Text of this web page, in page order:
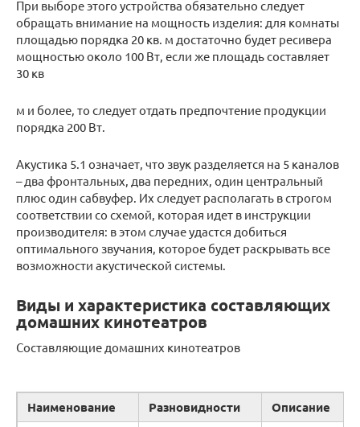
При выборе этого устройства обязательно следует
обращать внимание на мощность изделия: для комнаты
площадью порядка 20 кв. м достаточно будет ресивера
мощностью около 100 Вт, если же площадь составляет
30 кв
м и более, то следует отдать предпочтение продукции
порядка 200 Вт.
Акустика 5.1 означает, что звук разделяется на 5 каналов
– два фронтальных, два передних, один центральный
плюс один сабвуфер. Их следует располагать в строгом
соответствии со схемой, которая идет в инструкции
производителя: в этом случае удастся добиться
оптимального звучания, которое будет раскрывать все
возможности акустической системы.
Виды и характеристика составляющих
домашних кинотеатров
Составляющие домашних кинотеатров
Наименование Разновидности Описание